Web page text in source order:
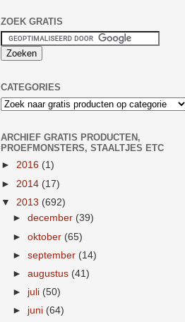
ZOEK GRATIS
CATEGORIES
ARCHIEF GRATIS PRODUCTEN,
PROEFMONSTERS, STAALTJES ETC
► 2016 (1)
► 2014 (17)
▼ 2013 (692)
►december (39)
►oktober (65)
►september (14)
►augustus (41)
► juli (50)
► juni (64)